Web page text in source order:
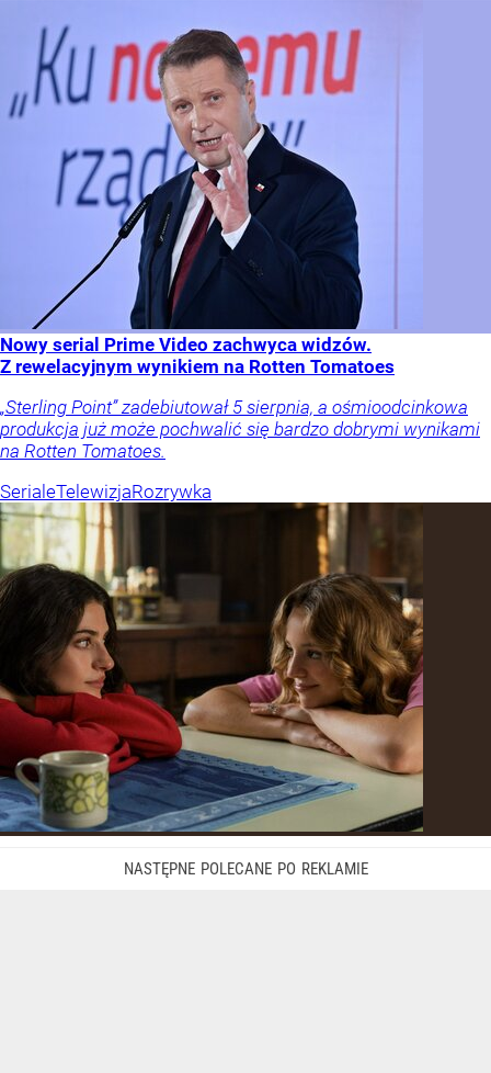
Nowy serial Prime Video zachwyca widzów.
Z rewelacyjnym wynikiem na Rotten Tomatoes
„Sterling Point” zadebiutował 5 sierpnia, a ośmioodcinkowa
produkcja już może pochwalić się bardzo dobrymi wynikami
na Rotten Tomatoes.
SerialeTelewizjaRozrywka